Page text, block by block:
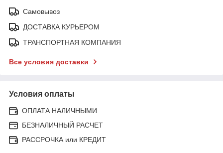
Самовывоз
ДОСТАВКА КУРЬЕРОМ
ТРАНСПОРТНАЯ КОМПАНИЯ
Все условия доставки
Условия оплаты
ОПЛАТА НАЛИЧНЫМИ
БЕЗНАЛИЧНЫЙ РАСЧЕТ
РАССРОЧКА или КРЕДИТ